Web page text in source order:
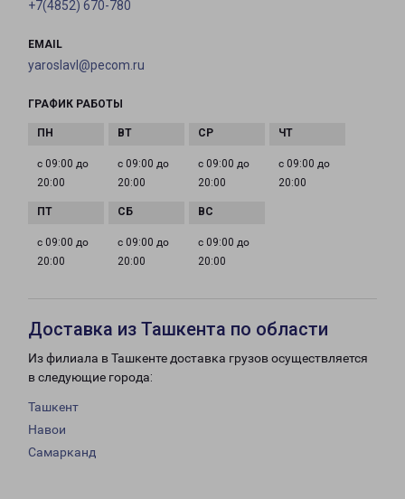
+7(4852) 670-780
EMAIL
yaroslavl@pecom.ru
ГРАФИК РАБОТЫ
с 09:00 до
20:00
с 09:00 до
20:00
с 09:00 до
20:00
с 09:00 до
20:00
с 09:00 до
20:00
с 09:00 до
20:00
с 09:00 до
20:00
Доставка из Ташкента по области
Из филиала в Ташкенте доставка грузов осуществляется
в следующие города:
Ташкент
Навои
Самарканд